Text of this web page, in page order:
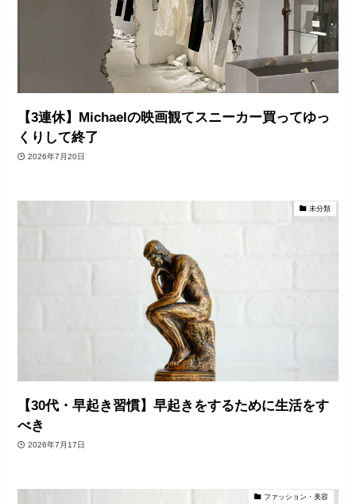
【3連休】Michaelの映画観てスニーカー買ってゆっ
くりして終了
2026年7月20日
未分類
【30代・早起き習慣】早起きをするために生活をす
べき
2026年7月17日
ファッション・美容